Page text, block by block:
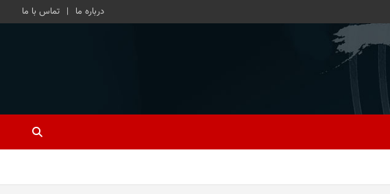
درباره ما تماس با ما